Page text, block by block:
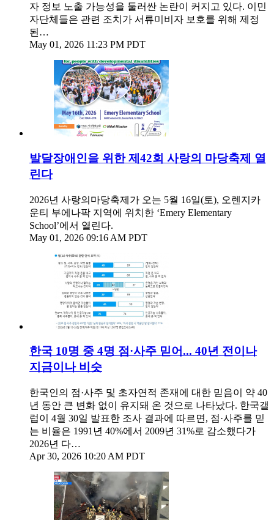
자 정보 노출 가능성을 둘러싼 논란이 커지고 있다. 이민
자단체들은 관련 조치가 서류미비자 보호를 위해 제정
된…
May 01, 2026 11:23 PM PDT
발달장애인을 위한 제42회 사랑의 마당축제 열
린다
2026년 사랑의마당축제가 오는 5월 16일(토), 오렌지카
운티 부에나팍 지역에 위치한 ‘Emery Elementary
School’에서 열린다.
May 01, 2026 09:16 AM PDT
한국 10명 중 4명 점·사주 믿어... 40년 전이나
지금이나 비슷
한국인의 점·사주 및 초자연적 존재에 대한 믿음이 약 40
년 동안 큰 변화 없이 유지돼 온 것으로 나타났다. 한국갤
럽이 4월 30일 발표한 조사 결과에 따르면, 점·사주를 믿
는 비율은 1991년 40%에서 2009년 31%로 감소했다가
2026년 다…
Apr 30, 2026 10:20 AM PDT